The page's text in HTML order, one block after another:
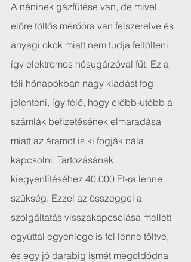
A néninek gázfűtése van, de mivel
előre töltős mérőóra van felszerelve és
anyagi okok miatt nem tudja feltölteni,
így elektromos hősugárzóval fűt. Ez a
téli hónapokban nagy kiadást fog
jelenteni, így félő, hogy előbb-utóbb a
számlák befizetésének elmaradása
miatt az áramot is ki fogják nála
kapcsolni. Tartozásának
kiegyenlítéséhez 40.000 Ft-ra lenne
szükség. Ezzel az összeggel a
szolgáltatás visszakapcsolása mellett
egyúttal egyenlege is fel lenne töltve,
és egy jó darabig ismét megoldódna